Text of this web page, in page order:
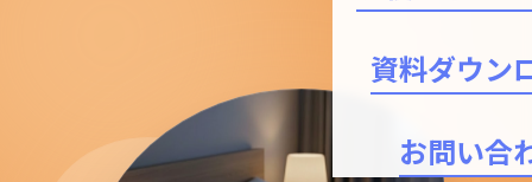
資料ダウン
お問い合